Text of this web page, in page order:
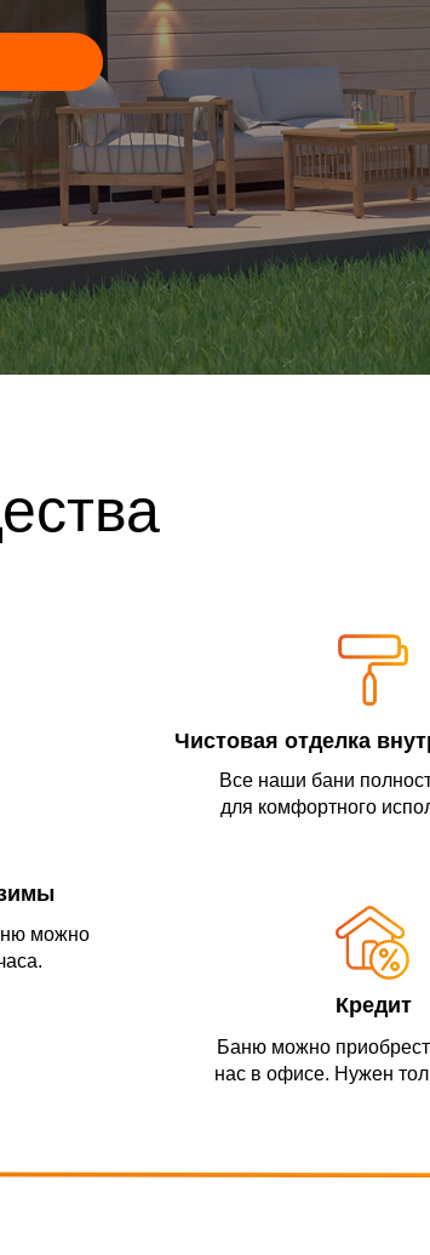
Баню можно
нас в офисе. Нужен
можно
Кредит
Все наши бани
для комфортного
Чистовая отделка